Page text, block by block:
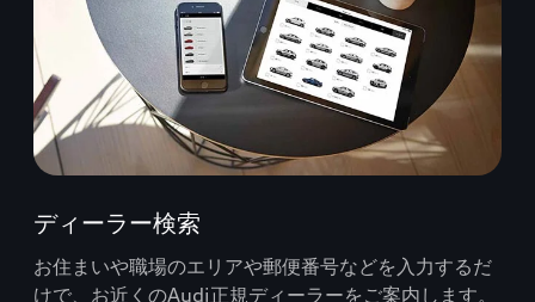
ディーラー検索
お住まいや職場のエリアや郵便番号などを入力するだ
けで、お近くのAudi正規ディーラーをご案内します。